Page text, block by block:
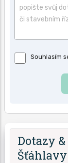
Souhlas
se
Souhlasím
Dotazy
Šťáhlavy